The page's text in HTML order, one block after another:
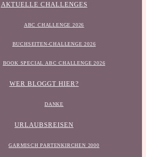
AKTUELLE CHALLENGES
ABC CHALLENGE 2026
BUCHSEITEN-CHALLENGE 2026
BOOK SPECIAL ABC CHALLENGE 2026
WER BLOGGT HIER?
DANKE
URLAUBSREISEN
GARMISCH PARTENKIRCHEN 2000